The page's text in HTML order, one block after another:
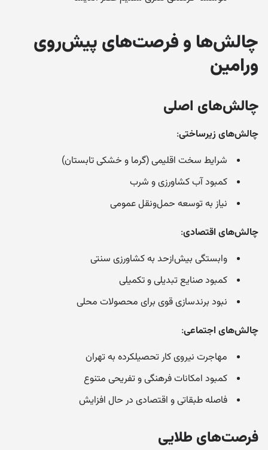
چالش‌ها و فرصت‌های پیش‌روی
ورامین
چالش‌های اصلی
چالش‌های زیرساختی:
شرایط سخت اقلیمی (گرما و خشکی تابستان)
کمبود آب کشاورزی و شرب
نیاز به توسعه حمل‌ونقل عمومی
چالش‌های اقتصادی:
وابستگی بیش‌ازحد به کشاورزی سنتی
کمبود صنایع تبدیلی و تکمیلی
نبود برندسازی قوی برای محصولات محلی
چالش‌های اجتماعی:
مهاجرت نیروی کار تحصیلکرده به تهران
کمبود امکانات فرهنگی و تفریحی متنوع
فاصله طبقاتی و اقتصادی در حال افزایش
فرصت‌های طلایی